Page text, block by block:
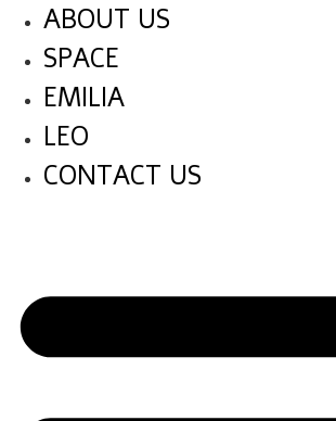
American Towman
ABOUT US
SPACE
EMILIA
LEO
CONTACT US